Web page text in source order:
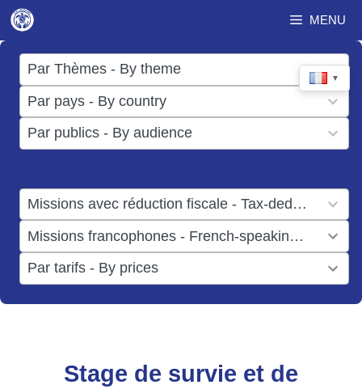
Aller
au
contenu
MENU
▼
Par Thèmes - By theme
17
results
available
Par pays - By country
50
results
available
Par publics - By audience
results
Missions avec réduction fiscale - Tax-deductible missions
result
available
Missions francophones - French-speaking missions
result
available
Par tarifs - By prices
results
available
Stage de survie et de